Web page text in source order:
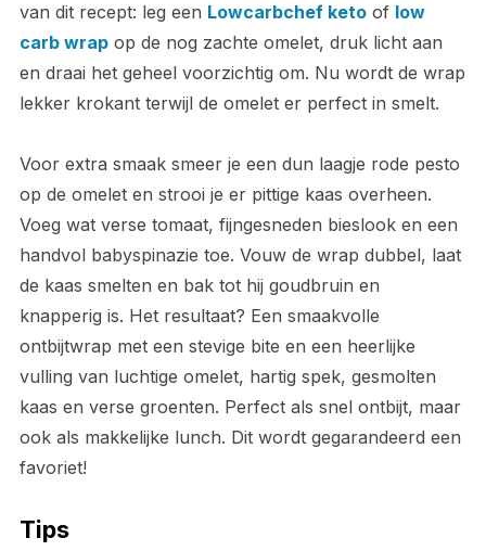
van dit recept: leg een Lowcarbchef ketoof low
carb wrapop de nog zachte omelet, druk licht aan
en draai het geheel voorzichtig om. Nu wordt de wrap
lekker krokant terwijl de omelet er perfect in smelt.
Voor extra smaak smeer je een dun laagje rode pesto
op de omelet en strooi je er pittige kaas overheen.
Voeg wat verse tomaat, fijngesneden bieslook en een
handvol babyspinazie toe. Vouw de wrap dubbel, laat
de kaas smelten en bak tot hij goudbruin en
knapperig is. Het resultaat? Een smaakvolle
ontbijtwrap met een stevige bite en een heerlijke
vulling van luchtige omelet, hartig spek, gesmolten
kaas en verse groenten. Perfect als snel ontbijt, maar
ook als makkelijke lunch. Dit wordt gegarandeerd een
favoriet!
Tips